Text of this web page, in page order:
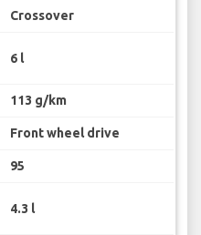
Crossover
6 l
113 g/km
Front wheel drive
95
4.3 l